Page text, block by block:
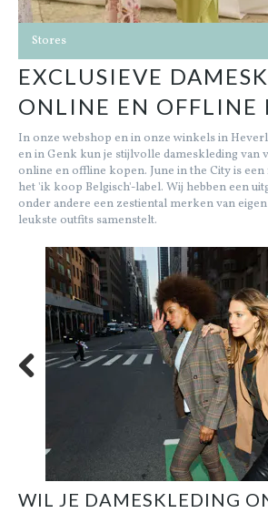
Stores
EXCLUSIEVE
ONLINE EN OFFLINE
In onze webshop en in onze winkels in
en in Genk kun je stijlvolle dameskleding van
online en offline kopen. June in the City is een
het 'ik koop Belgisch'-label. Wij hebben een
onder andere een zestiental merken van
leukste outfits samenstelt.
WIL JE DAMESKLEDING